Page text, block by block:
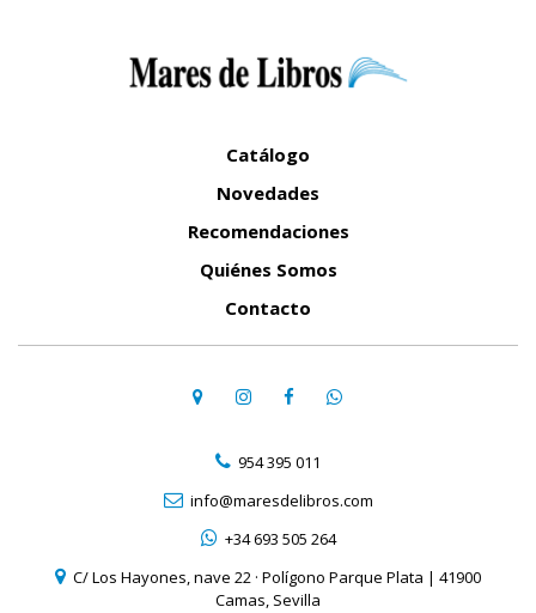
Catálogo
Novedades
Recomendaciones
Quiénes Somos
Contacto
954 395 011
info@maresdelibros.com
+34 693 505 264
C/ Los Hayones, nave 22 · Polígono Parque Plata | 41900
Camas, Sevilla